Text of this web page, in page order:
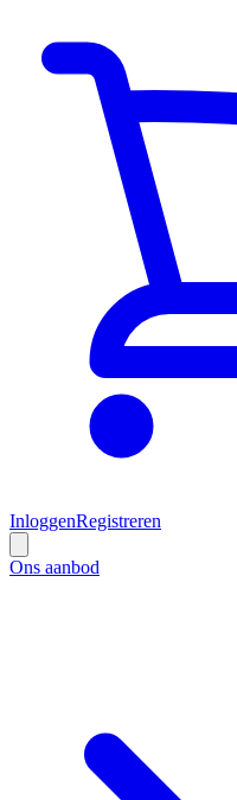
InloggenRegistreren
Ons aanbod